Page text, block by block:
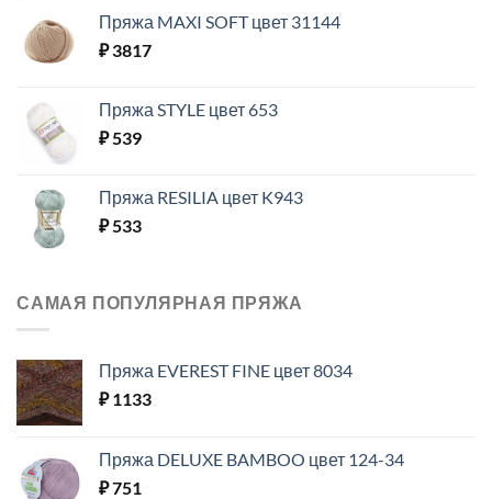
Пряжа MAXI SOFT цвет 31144
₽3817
Пряжа STYLE цвет 653
₽539
Пряжа RESILIA цвет K943
₽533
САМАЯ ПОПУЛЯРНАЯ ПРЯЖА
Пряжа EVEREST FINE цвет 8034
₽1133
Пряжа DELUXE BAMBOO цвет 124-34
₽751